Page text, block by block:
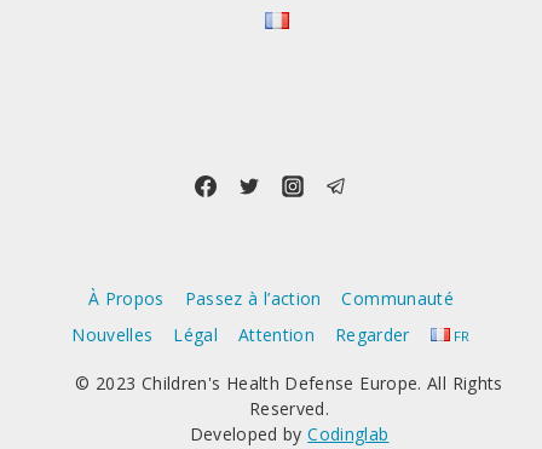
À Propos Passez à l’action
Communauté
Nouvelles
Légal Attention Regarder FR
© 2023 Children's Health Defense Europe. All Rights
Reserved.
Developed byCodinglab